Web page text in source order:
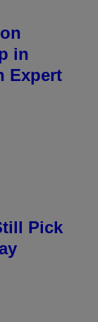
in
Expert
Pick